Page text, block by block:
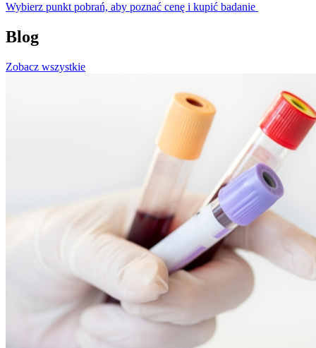
Wybierz punkt pobrań, aby poznać cenę i kupić badanie
Blog
Zobacz wszystkie